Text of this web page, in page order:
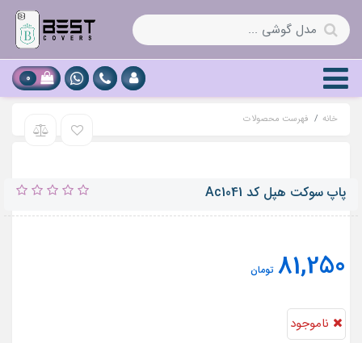
0
خانه فهرست محصولات
پاپ سوکت هپل کد Ac1041
81,250 تومان
ناموجود